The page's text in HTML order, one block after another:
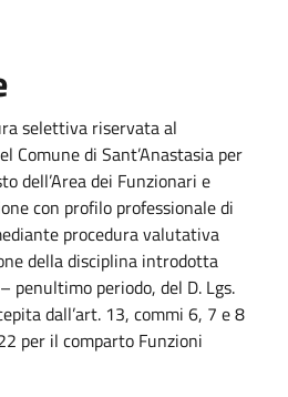
selettiva riservata al
Comune di Sant’Anastasia per
dell’Area dei Funzionari e
con profilo professionale di
procedura valutativa
della disciplina introdotta
penultimo periodo, del D. Lgs.
dall’art. 13, commi 6, 7 e 8
per il comparto Funzioni